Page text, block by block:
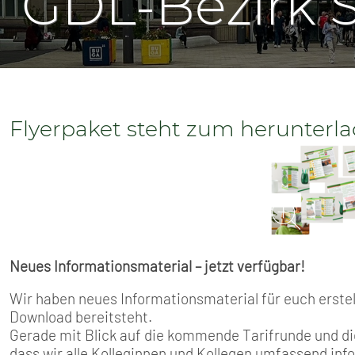
TARIF
MITGLIEDSCHAFT
Flyerpaket steht zum
Neues Informationsmaterial – jetzt verfügbar!
Wir haben neues Informationsmaterial für euch
Download bereitsteht.
Gerade mit Blick auf die kommende Tarifrunde und